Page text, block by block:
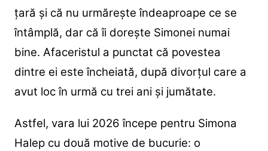
țară și că nu urmărește îndeaproape ce se
întâmplă, dar că îi dorește Simonei numai
bine. Afaceristul a punctat că povestea
dintre ei este încheiată, după divorțul care a
avut loc în urmă cu trei ani și jumătate.
Astfel, vara lui 2026 începe pentru Simona
Halep cu două motive de bucurie: o